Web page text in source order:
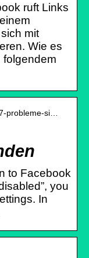
ruft Links
mit
Wie es
folgendem
probleme-si…
to Facebook
you
In